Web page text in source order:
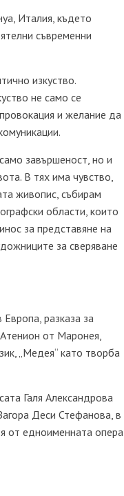
Италия, където
съвременни
изкуство.
не само се
и желание да
завършеност, но и
В тях има чувство,
живопис, събирам
области, които
за представяне на
за сверяване
Европа, разказа за
от Маронея,
„Медея“ като творба
Галя Александрова
Деси Стефанова, в
от едноименната опера